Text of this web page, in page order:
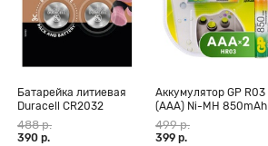
Батарейка литиевая
Duracell CR2032
дисковая 3В блистер
2шт.
488 р.
390 р.
Аккумулятор GP R03
(AAA) Ni-MH 850mAh
блистер 2 шт
499 р.
399 р.